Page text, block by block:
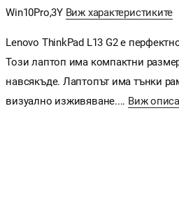
Win10Pro,3Y Виж характеристиките
Lenovo ThinkPad L13 G2 е
Този лаптоп има компактни
навсякъде. Лаптопът има тънки
визуално изживяване.... Виж